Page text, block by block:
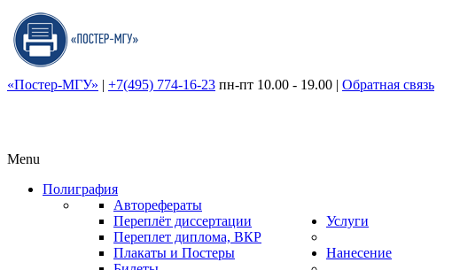
«Постер-МГУ» | +7(495) 774-16-23 пн-пт 10.00 - 19.00 | Обратная связь
Menu
Полиграфия
Авторефераты
Переплёт диссертации
Переплет диплома, ВКР
Плакаты и Постеры
Услуги
Нанесение